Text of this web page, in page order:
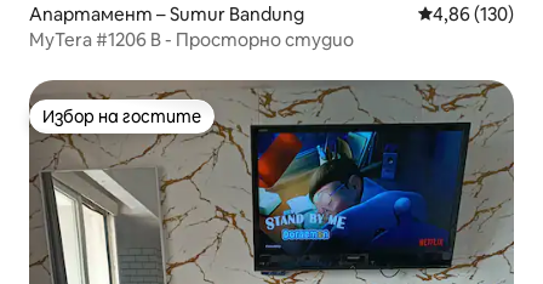
Апартамент – Sumur Bandung Средна
4,86 (130)
MyTera #1206 B - Просторно студио
Избор на гостите
Избор на гостите